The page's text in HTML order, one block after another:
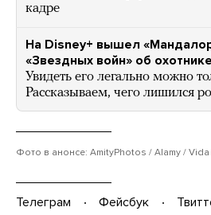
кадре
На Disney+ вышел
«Звездных войн» об
Увидеть его легально можно
Рассказываем, чего лишился
Фото в анонсе: AmityPhotos / Alamy / Vida
Телеграм Фейсбук